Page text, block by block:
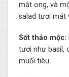
mật ong, và
salad tươi mát
Sốt thảo mộc:
tươi như basil,
muối tiêu.